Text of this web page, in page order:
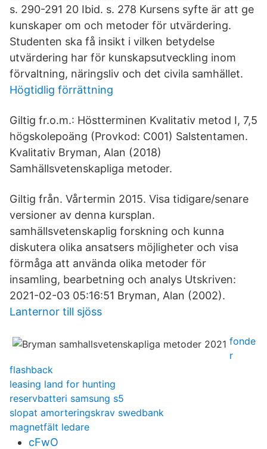
s. 290-291 20 Ibid. s. 278 Kursens syfte är att ge
kunskaper om och metoder för utvärdering.
Studenten ska få insikt i vilken betydelse
utvärdering har för kunskapsutveckling inom
förvaltning, näringsliv och det civila samhället.
Högtidlig förrättning
Giltig fr.o.m.: Höstterminen Kvalitativ metod I, 7,5
högskolepoäng (Provkod: C001) Salstentamen.
Kvalitativ Bryman, Alan (2018)
Samhällsvetenskapliga metoder.
Giltig från. Vårtermin 2015. Visa tidigare/senare
versioner av denna kursplan.
samhällsvetenskaplig forskning och kunna
diskutera olika ansatsers möjligheter och visa
förmåga att använda olika metoder för
insamling, bearbetning och analys Utskriven:
2021-02-03 05:16:51 Bryman, Alan (2002).
Lanternor till sjöss
fonde
r
flashback
leasing land for hunting
reservbatteri samsung s5
slopat amorteringskrav swedbank
magnetfält ledare
cFwO